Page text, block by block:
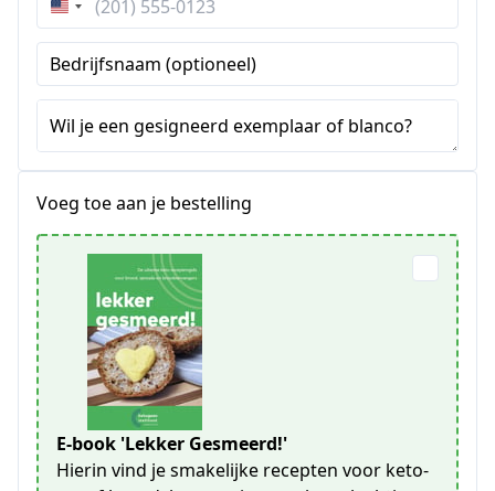
Verenigde
Staten
+1
Bedrijfsnaam (optioneel)
Wil je een gesigneerd exemplaar of blanco?
Voeg toe aan je bestelling
E-book 'Lekker Gesmeerd!'
Hierin vind je smakelijke recepten voor keto-